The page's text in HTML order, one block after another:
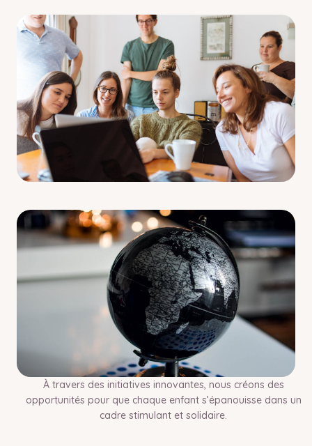
À travers des initiatives innovantes, nous créons des
opportunités pour que chaque enfant s’épanouisse dans un
cadre stimulant et solidaire.